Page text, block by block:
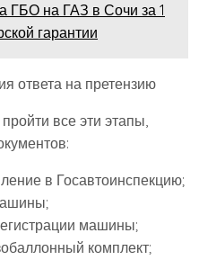
ГБО на ГАЗ в Сочи за 1
гарантии
ответа на претензию
все эти этапы,
в Госавтоинспекцию;
машины;
комплект;